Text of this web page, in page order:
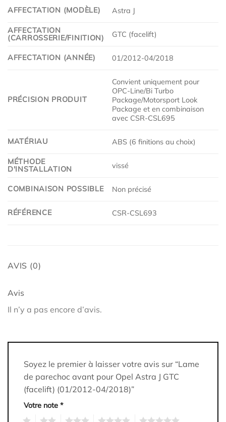
AFFECTATION (MODÈLE) Astra J
AFFECTATION
(CARROSSERIE/FINITION)
GTC (facelift)
AFFECTATION (ANNÉE) 01/2012-04/2018
PRÉCISION PRODUIT
Convient uniquement pour
OPC-Line/Bi Turbo
Package/Motorsport Look
Package et en combinaison
avec CSR-CSL695
MATÉRIAU ABS (6 finitions au choix)
MÉTHODE
D'INSTALLATION
vissé
COMBINAISON POSSIBLE Non précisé
RÉFÉRENCE CSR-CSL693
AVIS (0)
Avis
Il n’y a pas encore d’avis.
Soyez le premier à laisser votre avis sur “Lame
de parechoc avant pour Opel Astra J GTC
(facelift) (01/2012-04/2018)”
Votre note *